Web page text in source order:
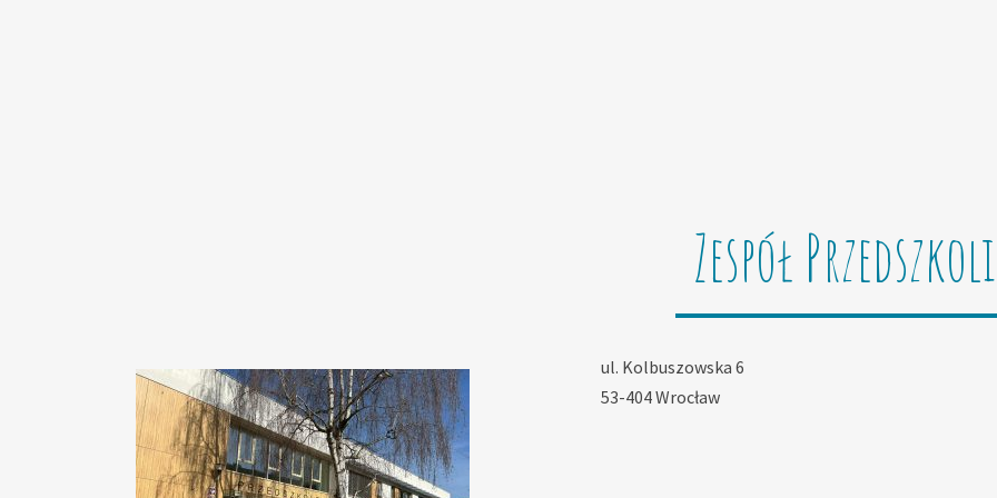
Zespół
ul. Kolbuszowska 6
53-404 Wrocław